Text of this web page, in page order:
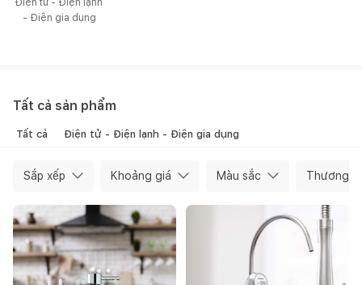
Điện tử - Điện lạnh
- Điện gia dụng
Tất cả sản phẩm
Tất cả Điện tử - Điện lạnh - Điện gia dụng
Sắp xếp Khoảng giá Màu sắc Thương